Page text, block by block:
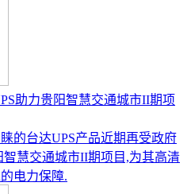
助力贵阳智慧交通城市II期项
的台达UPS产品近期再受政府
慧交通城市II期项目,为其高清
电力保障.